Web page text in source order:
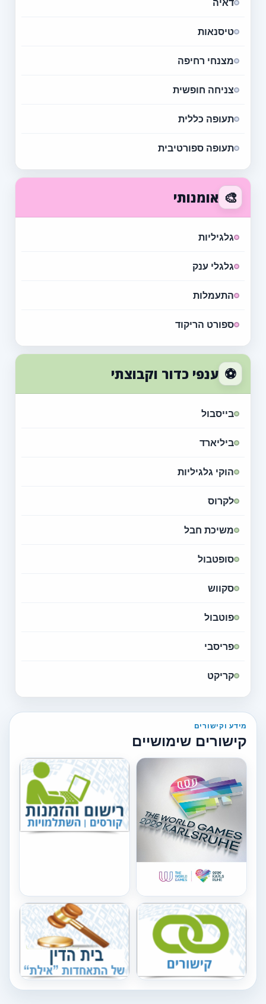
דאיה
טיסנאות
מצנחי רחיפה
צניחה חופשית
תעופה כללית
תעופה ספורטיבית
🎨 אומנותי
גלגיליות
גלגלי ענק
התעמלות
ספורט הריקוד
⚽ ענפי כדור וקבוצתי
בייסבול
ביליארד
הוקי גלגיליות
לקרוס
משיכת חבל
סופטבול
סקווש
פוטבול
פריסבי
קריקט
מידע וקישורים
קישורים שימושיים